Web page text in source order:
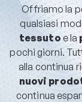
Offriamo la
qualsiasi
tessuto e la
pochi giorni.
alla continua
nuovi
continua